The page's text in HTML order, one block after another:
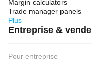
Margin calculators
Trade manager panels
Plus
Entreprise &
Pour entreprise